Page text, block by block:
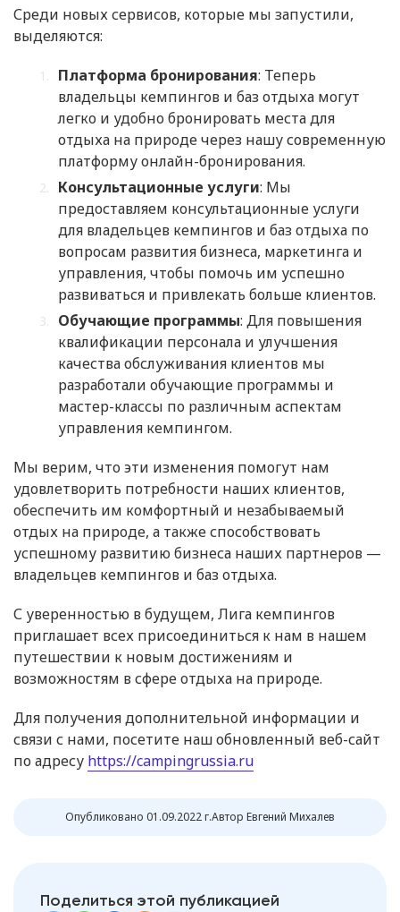
Среди новых сервисов, которые мы запустили,
выделяются:
Платформа бронирования: Теперь
владельцы кемпингов и баз отдыха могут
легко и удобно бронировать места для
отдыха на природе через нашу современную
платформу онлайн-бронирования.
Консультационные услуги: Мы
предоставляем консультационные услуги
для владельцев кемпингов и баз отдыха по
вопросам развития бизнеса, маркетинга и
управления, чтобы помочь им успешно
развиваться и привлекать больше клиентов.
Обучающие программы: Для повышения
квалификации персонала и улучшения
качества обслуживания клиентов мы
разработали обучающие программы и
мастер-классы по различным аспектам
управления кемпингом.
Мы верим, что эти изменения помогут нам
удовлетворить потребности наших клиентов,
обеспечить им комфортный и незабываемый
отдых на природе, а также способствовать
успешному развитию бизнеса наших партнеров —
владельцев кемпингов и баз отдыха.
С уверенностью в будущем, Лига кемпингов
приглашает всех присоединиться к нам в нашем
путешествии к новым достижениям и
возможностям в сфере отдыха на природе.
Для получения дополнительной информации и
связи с нами, посетите наш обновленный веб-сайт
по адресу https://campingrussia.ru
Опубликовано 01.09.2022 г.Автор Евгений Михалев
Поделиться этой публикацией